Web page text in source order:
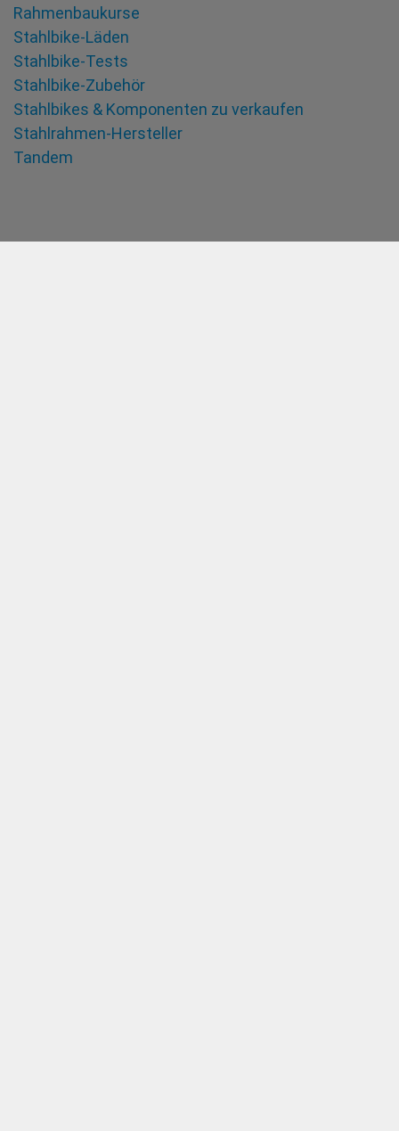
Rahmenbaukurse
Stahlbike-Läden
Stahlbike-Tests
Stahlbike-Zubehör
Stahlbikes & Komponenten zu verkaufen
Stahlrahmen-Hersteller
Tandem